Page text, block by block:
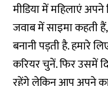
मीडिया में महिलाएं
जवाब में साइमा कहती
बनानी पड़ती है. हमारे
करियर चुनें. फिर उसमें